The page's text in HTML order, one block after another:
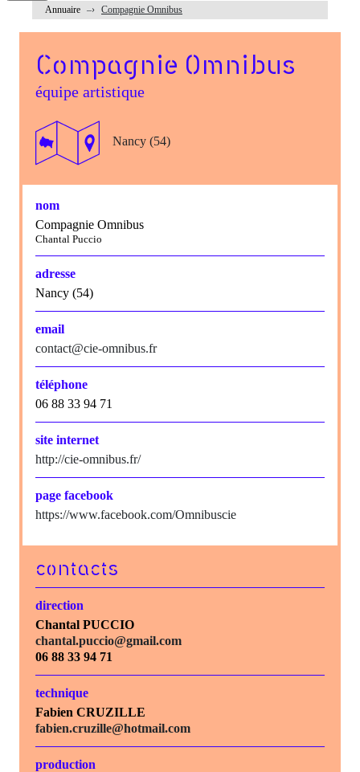
Annuaire Compagnie Omnibus
Compagnie Omnibus
équipe artistique
Nancy (54)
nom
Compagnie Omnibus
Chantal Puccio
adresse
Nancy (54)
email
contact@cie-omnibus.fr
téléphone
06 88 33 94 71
site internet
http://cie-omnibus.fr/
page facebook
https://www.facebook.com/Omnibuscie
contacts
direction
Chantal PUCCIO
chantal.puccio@gmail.com
06 88 33 94 71
technique
Fabien CRUZILLE
fabien.cruzille@hotmail.com
production